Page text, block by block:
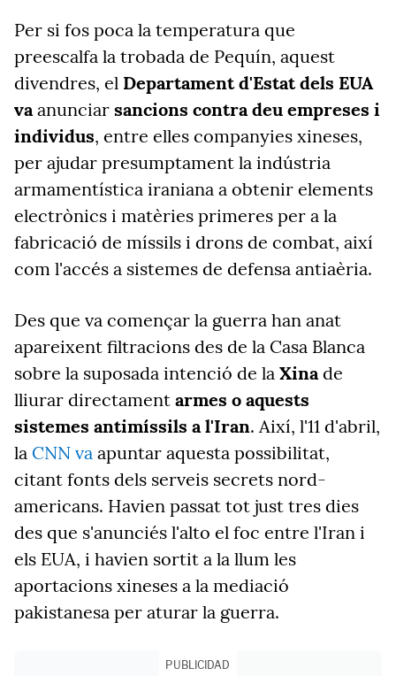
Per si fos poca la temperatura que
preescalfa la trobada de Pequín, aquest
divendres, el Departament d'Estat dels EUA
vaanunciar sancions contra deu empreses i
individus, entre elles companyies xineses,
per ajudar presumptament la indústria
armamentística iraniana a obtenir elements
electrònics i matèries primeres per a la
fabricació de míssils i drons de combat, així
com l'accés a sistemes de defensa antiaèria.
Des que va començar la guerra han anat
apareixent filtracions des de la Casa Blanca
sobre la suposada intenció de la Xinade
lliurar directament armes o aquests
sistemes antimíssils a l'Iran. Així, l'11 d'abril,
la CNN va apuntar aquesta possibilitat,
citant fonts dels serveis secrets nord-
americans. Havien passat tot just tres dies
des que s'anunciés l'alto el foc entre l'Iran i
els EUA, i havien sortit a la llum les
aportacions xineses a la mediació
pakistanesa per aturar la guerra.
PUBLICIDAD